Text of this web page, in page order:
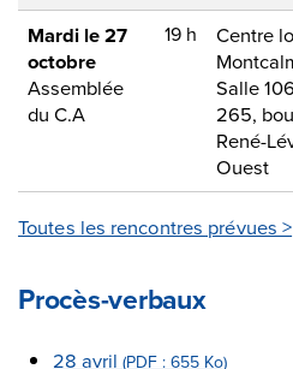
Toutes les rencontres prévues >
Procès-verbaux